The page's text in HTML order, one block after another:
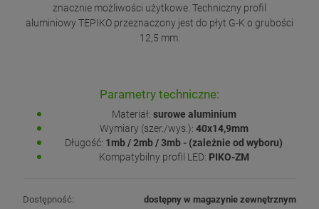
znacznie możliwości użytkowe. Techniczny profil
aluminiowy TEPIKO przeznaczony jest do płyt G-K o grubości
12,5 mm.
Parametry techniczne:
Materiał: surowe aluminium
Wymiary (szer./wys.): 40x14,9mm
Długość: 1mb / 2mb / 3mb - (zależnie od wyboru)
Kompatybilny profil LED: PIKO-ZM
Dostępność:
dostępny w magazynie zewnętrznym